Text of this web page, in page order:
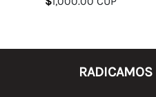
RADICAMOS